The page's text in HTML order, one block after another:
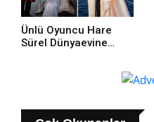
Ünlü Oyuncu Hare
Sürel Dünyaevine